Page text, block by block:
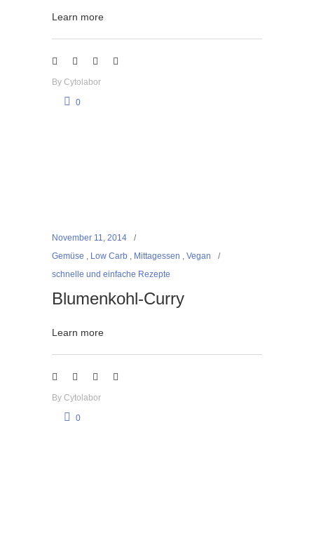
Learn more
By Cytolabor
0
November 11, 2014
Gemüse , Low Carb , Mittagessen , Vegan
schnelle und einfache Rezepte
Blumenkohl-Curry
Learn more
By Cytolabor
0